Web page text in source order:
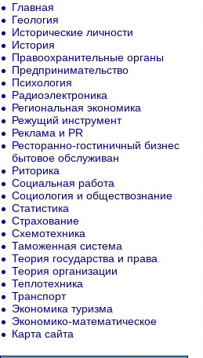
Главная
Геология
Исторические личности
История
Правоохранительные органы
Предпринимательство
Психология
Радиоэлектроника
Региональная экономика
Режущий инструмент
Реклама и PR
Ресторанно-гостиничный бизнес
бытовое обслуживан
Риторика
Социальная работа
Социология и обществознание
Статистика
Страхование
Схемотехника
Таможенная система
Теория государства и права
Теория организации
Теплотехника
Транспорт
Экономика туризма
Экономико-математическое
Карта сайта